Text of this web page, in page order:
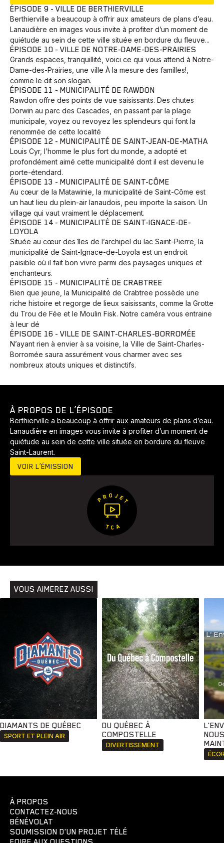
Animaux Avenir Bingo Communauté Culture
Développement
Voyage Yoga
ÉPISODE 9 - VILLE DE BERTHIERVILLE
Berthierville a beaucoup à offrir aux amateurs de plans d’eau.
Lanaudière en images vous invite à profiter d’un moment de
quiétude au sein de cette ville située en bordure du fleuve...
ÉPISODE 10 - VILLE DE NOTRE-DAME-DES-PRAIRIES
Grands espaces, tranquillité, voici ce qui vous attend à Notre-
Dame-des-Prairies, une ville À la mesure des familles!,
comme le dit son slogan.
ÉPISODE 11 - MUNICIPALITÉ DE RAWDON
Rawdon offre des points de vue saisissants. Des chutes
Dorwin au parc des Cascades, en passant par la plage
municipale, voyez ou revoyez les splendeurs qui font la
renommée de cette localité
ÉPISODE 12 - MUNICIPALITÉ DE SAINT-JEAN-DE-MATHA
Louis Cyr, l’homme le plus fort du monde, a adopté et
profondément aimé cette municipalité dont il est devenu le
porte-étendard.
ÉPISODE 13 - MUNICIPALITÉ DE SAINT-CÔME
Au cœur de la Matawinie, la municipalité de Saint-Côme est
un haut lieu du plein-air lanaudois, peu importe la saison. Un
village qui vaut vraiment le déplacement.
ÉPISODE 14 - MUNICIPALITÉ DE SAINT-IGNACE-DE-
LOYOLA
Située au cœur des îles de l’archipel du lac Saint-Pierre, la
municipalité de Saint-Ignace-de-Loyola est un endroit
paisible où il fait bon vivre parmi des paysages uniques et
enchanteurs.
ÉPISODE 15 - MUNICIPALITÉ DE CRABTREE
Bien que jeune, la Municipalité de Crabtree possède une
riche histoire et regorge de lieux saisissants, comme la Grotte
du Trou de Fée et le Moulin Fisk. Notre caméra vous entraine
à leur dé
ÉPISODE 16 - VILLE DE SAINT-CHARLES-BORROMÉE
N’ayant rien à envier à sa voisine, la Ville de Saint-Charles-
Borromée saura assurément vous charmer avec ses
nombreux atouts uniques et distinctifs.
À PROPOS DE L’ÉPISODE
Berthierville a beaucoup à offrir aux amateurs de plans d’eau.
Lanaudière en images vous invite à profiter d’un moment de
quiétude au sein de cette ville située en bordure du fleuve
Saint-Laurent.
VOIR L’ÉMISSION
VOUS AIMEREZ AUSSI
DIAMANTS DE QUÉBEC
SPORT ET PLEIN AIR
DU QUÉBEC À
COMPOSTELLE
DIVERTISSEMENT
À PROPOS
CONTACTEZ-NOUS
BÉNÉVOLAT
SOUMISSION D'UN PROJET TÉLÉ